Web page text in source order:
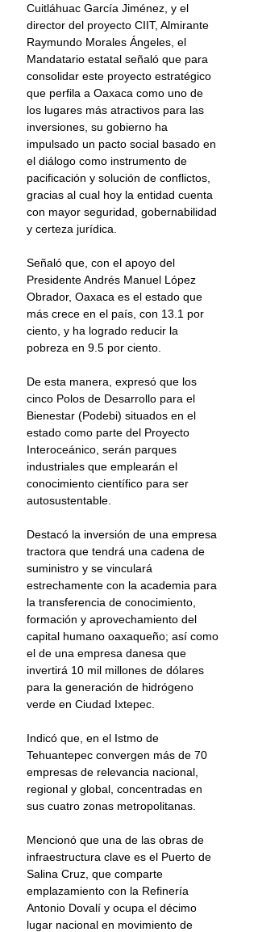
Cuitláhuac García Jiménez, y el
director del proyecto CIIT, Almirante
Raymundo Morales Ángeles, el
Mandatario estatal señaló que para
consolidar este proyecto estratégico
que perfila a Oaxaca como uno de
los lugares más atractivos para las
inversiones, su gobierno ha
impulsado un pacto social basado en
el diálogo como instrumento de
pacificación y solución de conflictos,
gracias al cual hoy la entidad cuenta
con mayor seguridad, gobernabilidad
y certeza jurídica.
Señaló que, con el apoyo del
Presidente Andrés Manuel López
Obrador, Oaxaca es el estado que
más crece en el país, con 13.1 por
ciento, y ha logrado reducir la
pobreza en 9.5 por ciento.
De esta manera, expresó que los
cinco Polos de Desarrollo para el
Bienestar (Podebi) situados en el
estado como parte del Proyecto
Interoceánico, serán parques
industriales que emplearán el
conocimiento científico para ser
autosustentable.
Destacó la inversión de una empresa
tractora que tendrá una cadena de
suministro y se vinculará
estrechamente con la academia para
la transferencia de conocimiento,
formación y aprovechamiento del
capital humano oaxaqueño; así como
el de una empresa danesa que
invertirá 10 mil millones de dólares
para la generación de hidrógeno
verde en Ciudad Ixtepec.
Indicó que, en el Istmo de
Tehuantepec convergen más de 70
empresas de relevancia nacional,
regional y global, concentradas en
sus cuatro zonas metropolitanas.
Mencionó que una de las obras de
infraestructura clave es el Puerto de
Salina Cruz, que comparte
emplazamiento con la Refinería
Antonio Dovalí y ocupa el décimo
lugar nacional en movimiento de